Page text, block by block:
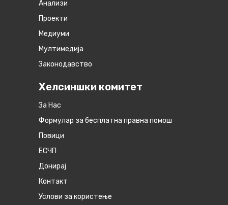
Анализи
Проекти
Медиуми
Мултимедија
Законодавство
Хелсиншки комитет
За Нас
Формулар за бесплатна правна помош
Повици
ЕСЧП
Донирај
Контакт
Услови за користење